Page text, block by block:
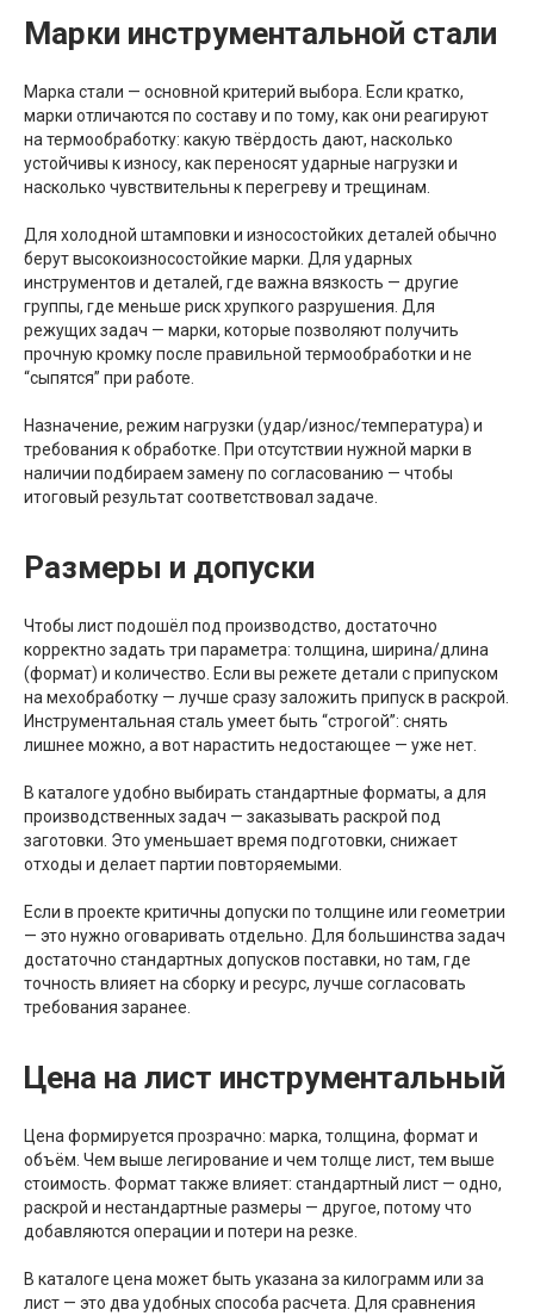
Марки инструментальной стали
Марка стали — основной критерий выбора. Если кратко,
марки отличаются по составу и по тому, как они реагируют
на термообработку: какую твёрдость дают, насколько
устойчивы к износу, как переносят ударные нагрузки и
насколько чувствительны к перегреву и трещинам.
Для холодной штамповки и износостойких деталей обычно
берут высокоизносостойкие марки. Для ударных
инструментов и деталей, где важна вязкость — другие
группы, где меньше риск хрупкого разрушения. Для
режущих задач — марки, которые позволяют получить
прочную кромку после правильной термообработки и не
“сыпятся” при работе.
Назначение, режим нагрузки (удар/износ/температура) и
требования к обработке. При отсутствии нужной марки в
наличии подбираем замену по согласованию — чтобы
итоговый результат соответствовал задаче.
Размеры и допуски
Чтобы лист подошёл под производство, достаточно
корректно задать три параметра: толщина, ширина/длина
(формат) и количество. Если вы режете детали с припуском
на мехобработку — лучше сразу заложить припуск в раскрой.
Инструментальная сталь умеет быть “строгой”: снять
лишнее можно, а вот нарастить недостающее — уже нет.
В каталоге удобно выбирать стандартные форматы, а для
производственных задач — заказывать раскрой под
заготовки. Это уменьшает время подготовки, снижает
отходы и делает партии повторяемыми.
Если в проекте критичны допуски по толщине или геометрии
— это нужно оговаривать отдельно. Для большинства задач
достаточно стандартных допусков поставки, но там, где
точность влияет на сборку и ресурс, лучше согласовать
требования заранее.
Цена на лист инструментальный
Цена формируется прозрачно: марка, толщина, формат и
объём. Чем выше легирование и чем толще лист, тем выше
стоимость. Формат также влияет: стандартный лист — одно,
раскрой и нестандартные размеры — другое, потому что
добавляются операции и потери на резке.
В каталоге цена может быть указана за килограмм или за
лист — это два удобных способа расчета. Для сравнения